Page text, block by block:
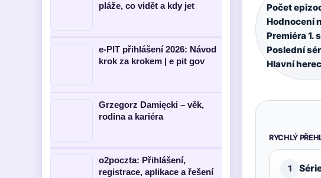
Počet
Hodnocení
Premiéra 1.
Poslední
Hlavní
RYCHLÝ
1
pláže, co vidět a kdy jet
e-PIT přihlášení 2026: Návod
krok za krokem | e pit gov
Grzegorz Damięcki – věk,
rodina a kariéra
o2poczta: Přihlášení,
registrace, aplikace a řešení